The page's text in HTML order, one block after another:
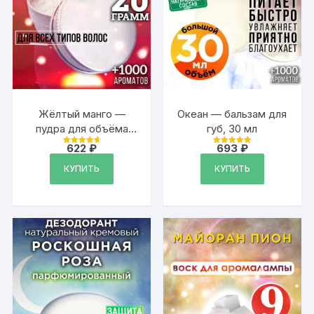
Жёлтый манго —
пудра для объёма
волос Аурасо, 20 гр
Оценка
из 5
622₽
КУПИТЬ
Океан — бальзам для
губ, 30 мл
Оценка
из 5
693 ₽
КУПИТЬ